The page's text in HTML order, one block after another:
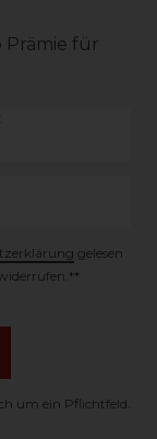
Prämie für
gelesen
um ein Pflichtfeld.